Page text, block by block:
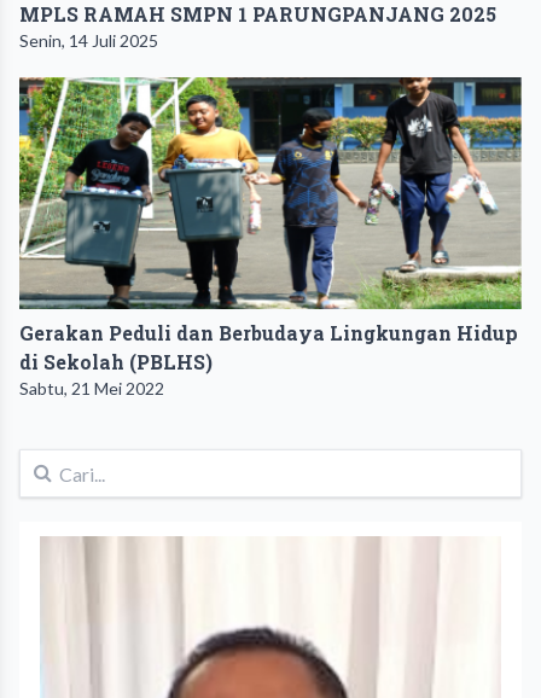
MPLS RAMAH SMPN 1 PARUNGPANJANG 2025
Senin, 14 Juli 2025
Gerakan Peduli dan Berbudaya Lingkungan Hidup
di Sekolah (PBLHS)
Sabtu, 21 Mei 2022